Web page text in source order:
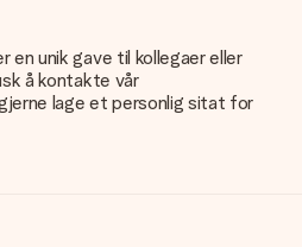
en unik gave til kollegaer eller
å kontakte vår
lage et personlig sitat for